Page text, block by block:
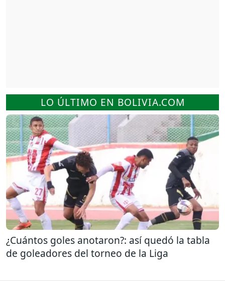
LO ÚLTIMO EN BOLIVIA.COM
¿Cuántos goles anotaron?: así quedó la tabla
de goleadores del torneo de la Liga